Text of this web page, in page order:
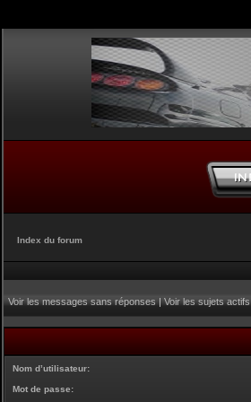
Index du forum
Voir les messages sans réponses|Voir les sujets actifs
Nom d’utilisateur:
Mot de passe: